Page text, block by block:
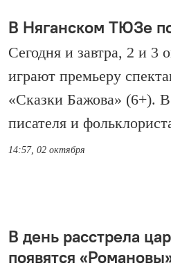
В Няганском ТЮЗе
Сегодня и завтра, 2 и 3
играют премьеру
«Сказки Бажова» (6+).
писателя и
14:57, 02 октября
В день расстрела
появятся